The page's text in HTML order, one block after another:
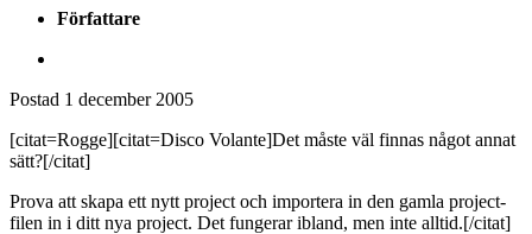
Författare
Postad 1 december 2005
[citat=Rogge][citat=Disco Volante]Det måste väl finnas något annat
sätt?[/citat]
Prova att skapa ett nytt project och importera in den gamla project-
filen in i ditt nya project. Det fungerar ibland, men inte alltid.[/citat]